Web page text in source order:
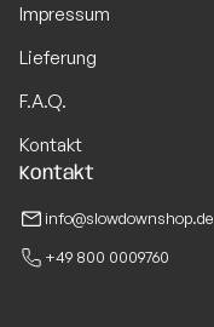
Impressum
Lieferung
F.A.Q.
Kontakt
Kontakt
info@slowdownshop.de
+49 800 0009760